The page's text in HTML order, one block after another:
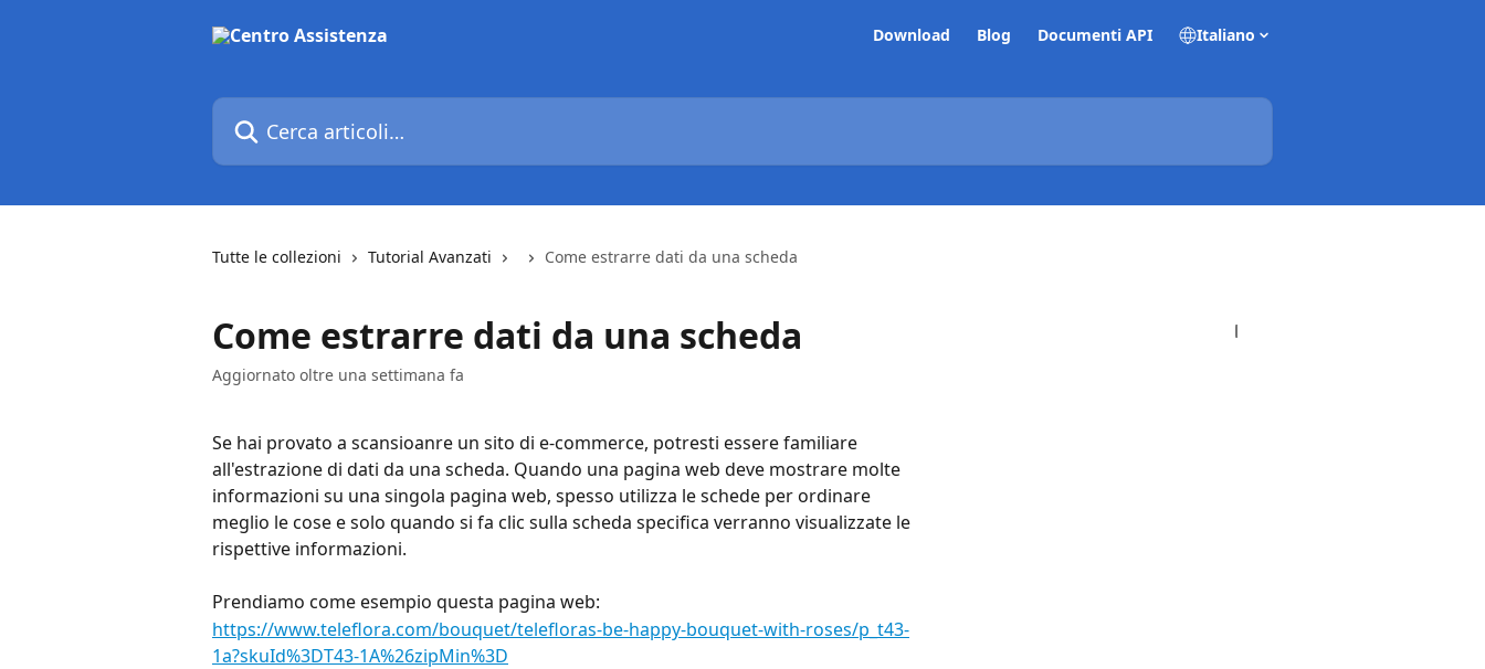
Download Blog Documenti API Italiano
Cerca articoli…
Tutte le collezioni Tutorial Avanzati Come estrarre dati da una scheda
Come estrarre dati da una scheda
Aggiornato oltre una settimana fa
Se hai provato a scansioanre un sito di e-commerce, potresti essere familiare
all'estrazione di dati da una scheda. Quando una pagina web deve mostrare molte
informazioni su una singola pagina web, spesso utilizza le schede per ordinare
meglio le cose e solo quando si fa clic sulla scheda specifica verranno visualizzate le
rispettive informazioni.
Prendiamo come esempio questa pagina web:
https://www.teleflora.com/bouquet/telefloras-be-happy-bouquet-with-roses/p_t43-
1a?skuId%3DT43-1A%26zipMin%3D